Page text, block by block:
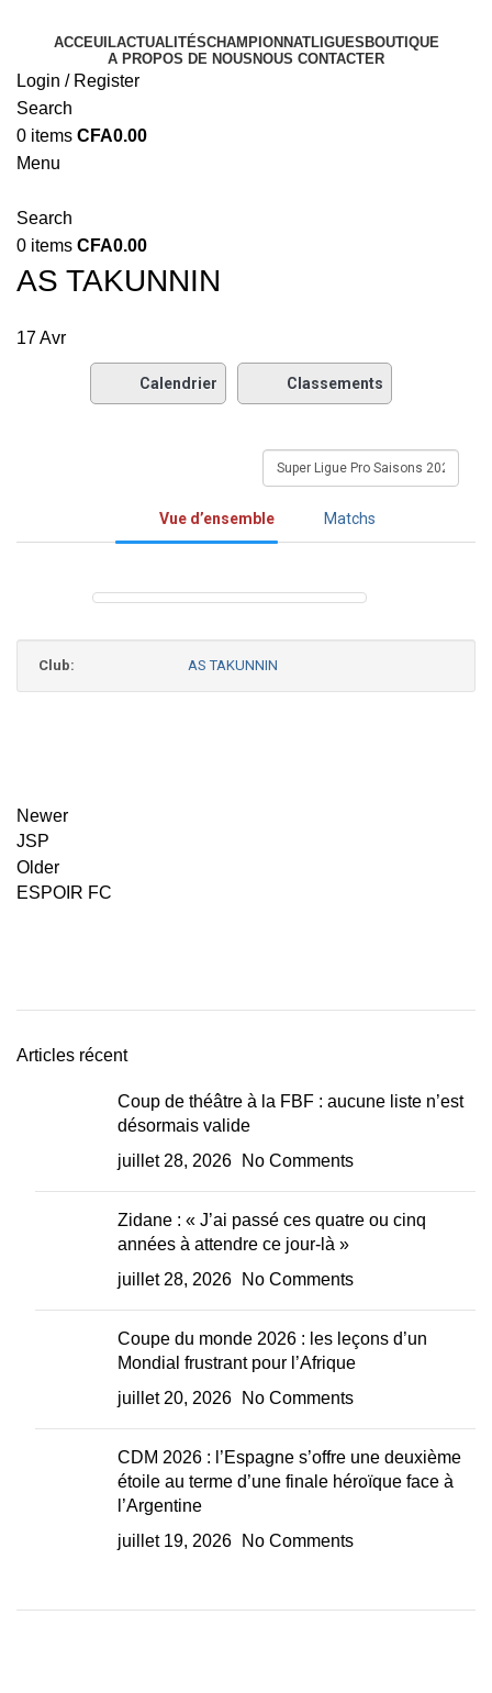
ACCEUILACTUALITÉSCHAMPIONNATLIGUES BOUTIQUE
A PROPOS DE NOUS NOUS CONTACTER
Login / Register
Search
0 items CFA0.00
Menu
Search
0 items CFA0.00
AS TAKUNNIN
17Avr
Calendrier Classements
Vue d’ensemble Matchs
Club: AS TAKUNNIN
Newer
JSP
Older
ESPOIR FC
Articles récent
Coup de théâtre à la FBF : aucune liste n’est
désormais valide
juillet 28, 2026
No Comments
Zidane : « J’ai passé ces quatre ou cinq
années à attendre ce jour-là »
juillet 28, 2026
No Comments
Coupe du monde 2026 : les leçons d’un
Mondial frustrant pour l’Afrique
juillet 20, 2026
No Comments
CDM 2026 : l’Espagne s’offre une deuxième
étoile au terme d’une finale héroïque face à
l’Argentine
juillet 19, 2026
No Comments